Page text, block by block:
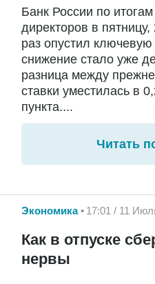
Банк России по
директоров в
раз опустил
снижение стало уже
разница между
ставки уместилась в
пункта....
Читать
Экономика 17:01 / 11
Как в отпуске
нервы